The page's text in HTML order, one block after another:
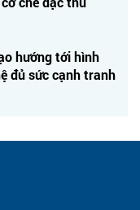
hướng tới hình
đủ sức cạnh tranh